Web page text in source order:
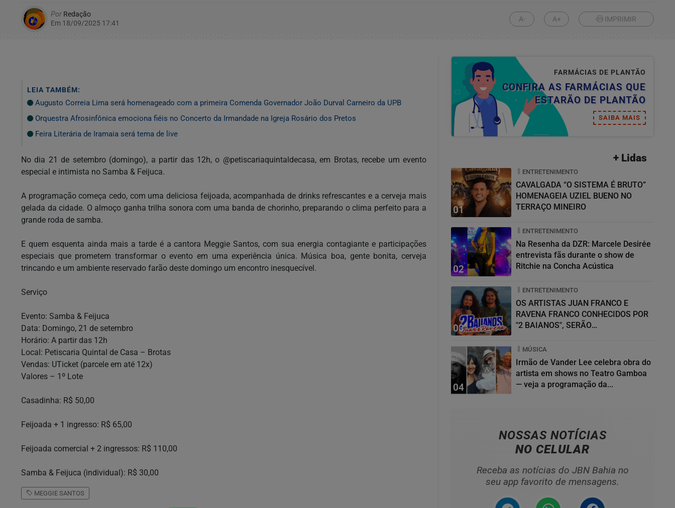
Por Redação
Em 18/09/2025 17:41
A- A+ IMPRIMIR
LEIA TAMBÉM:
Augusto Correia Lima será homenageado com a primeira Comenda Governador João Durval Carneiro da UPB
Orquestra Afrosinfônica emociona fiéis no Concerto da Irmandade na Igreja Rosário dos Pretos
Feira Literária de Iramaia será tema de live
No dia 21 de setembro (domingo), a partir das 12h, o @petiscariaquintaldecasa, em Brotas, recebe um evento
especial e intimista no Samba & Feijuca.
A programação começa cedo, com uma deliciosa feijoada, acompanhada de drinks refrescantes e a cerveja mais
gelada da cidade. O almoço ganha trilha sonora com uma banda de chorinho, preparando o clima perfeito para a
grande roda de samba.
E quem esquenta ainda mais a tarde é a cantora Meggie Santos, com sua energia contagiante e participações
especiais que prometem transformar o evento em uma experiência única. Música boa, gente bonita, cerveja
trincando e um ambiente reservado farão deste domingo um encontro inesquecível.
Serviço
Evento: Samba & Feijuca
Data: Domingo, 21 de setembro
Horário: A partir das 12h
Local: Petiscaria Quintal de Casa – Brotas
Vendas: UTicket (parcele em até 12x)
Valores – 1º Lote
Casadinha: R$ 50,00
Feijoada + 1 ingresso: R$ 65,00
Feijoada comercial + 2 ingressos: R$ 110,00
Samba & Feijuca (individual): R$ 30,00
MEGGIE SANTOS
FARMÁCIAS DE PLANTÃO
CONFIRA AS FARMÁCIAS QUE
ESTARÃO DE PLANTÃO
SAIBA MAIS
+ Lidas
01
ENTRETENIMENTO
CAVALGADA “O SISTEMA É BRUTO”
HOMENAGEIA UZIEL BUENO NO
TERRAÇO MINEIRO
02
ENTRETENIMENTO
Na Resenha da DZR: Marcele Desirée
entrevista fãs durante o show de
Ritchie na Concha Acústica
03
ENTRETENIMENTO
OS ARTISTAS JUAN FRANCO E
RAVENA FRANCO CONHECIDOS POR
"2 BAIANOS", SERÃO
04
MÚSICA
Irmão de Vander Lee celebra obra do
artista em shows no Teatro Gamboa
— veja a programação da...
NOSSAS NOTÍCIAS
NO CELULAR
Receba as notícias do JBN Bahia no
seu app favorito de mensagens.